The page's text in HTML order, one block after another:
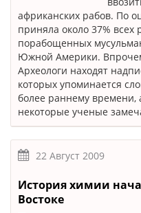
африканских рабов. По
приняла около 37%
порабощенных
Южной Америки.
Археологи находят
которых упоминается
более раннему времени,
некоторые ученые
22 Август 2009
История химии
Востоке